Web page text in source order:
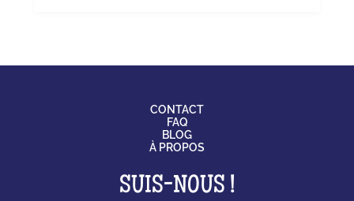
CONTACT
FAQ
BLOG
À PROPOS
SUIS-NOUS !